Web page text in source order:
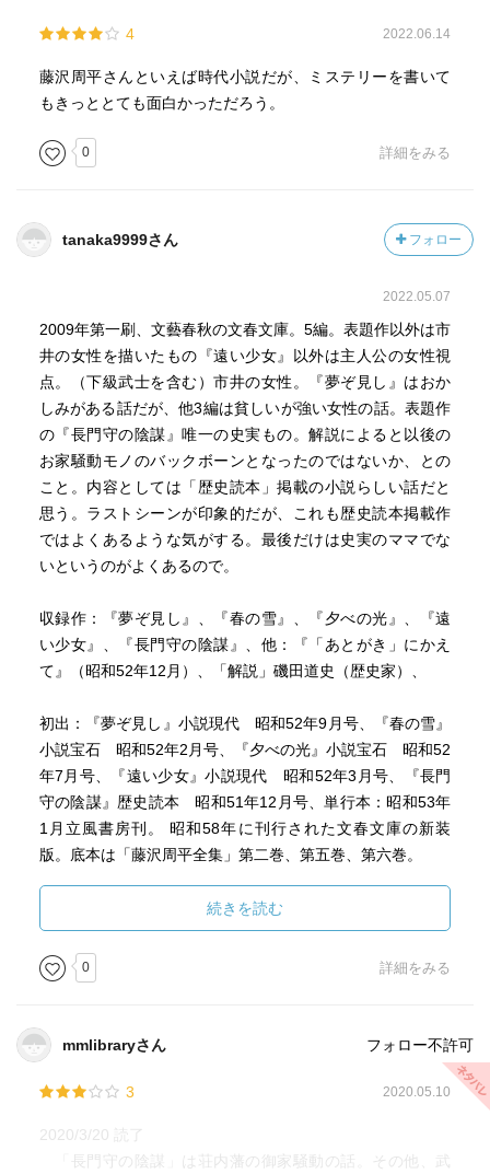
4 2022.06.14
藤沢周平さんといえば時代小説だが、ミステリーを書いて
もきっととても面白かっただろう。
0 詳細をみる
tanaka9999さん フォロー
2022.05.07
2009年第一刷、文藝春秋の文春文庫。5編。表題作以外は市
井の女性を描いたもの『遠い少女』以外は主人公の女性視
点。（下級武士を含む）市井の女性。『夢ぞ見し』はおか
しみがある話だが、他3編は貧しいが強い女性の話。表題作
の『長門守の陰謀』唯一の史実もの。解説によると以後の
お家騒動モノのバックボーンとなったのではないか、との
こと。内容としては「歴史読本」掲載の小説らしい話だと
思う。ラストシーンが印象的だが、これも歴史読本掲載作
ではよくあるような気がする。最後だけは史実のママでな
いというのがよくあるので。
収録作：『夢ぞ見し』、『春の雪』、『夕べの光』、『遠
い少女』、『長門守の陰謀』、他：『「あとがき」にかえ
て』（昭和52年12月）、「解説」磯田道史（歴史家）、
初出：『夢ぞ見し』小説現代 昭和52年9月号、『春の雪』
小説宝石 昭和52年2月号、『夕べの光』小説宝石 昭和52
年7月号、『遠い少女』小説現代 昭和52年3月号、『長門
守の陰謀』歴史読本 昭和51年12月号、単行本：昭和53年
1月立風書房刊。 昭和58年に刊行された文春文庫の新装
版。底本は「藤沢周平全集」第二巻、第五巻、第六巻。
続きを読む
0 詳細をみる
mmlibraryさん フォロー不許可
3 2020.05.10
2020/3/20 読了
「長門守の陰謀」は荘内藩の御家騒動の話。その他、武